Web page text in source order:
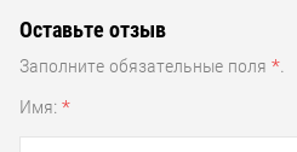
Оставьте отзыв
Заполните обязательные поля *.
Имя: *